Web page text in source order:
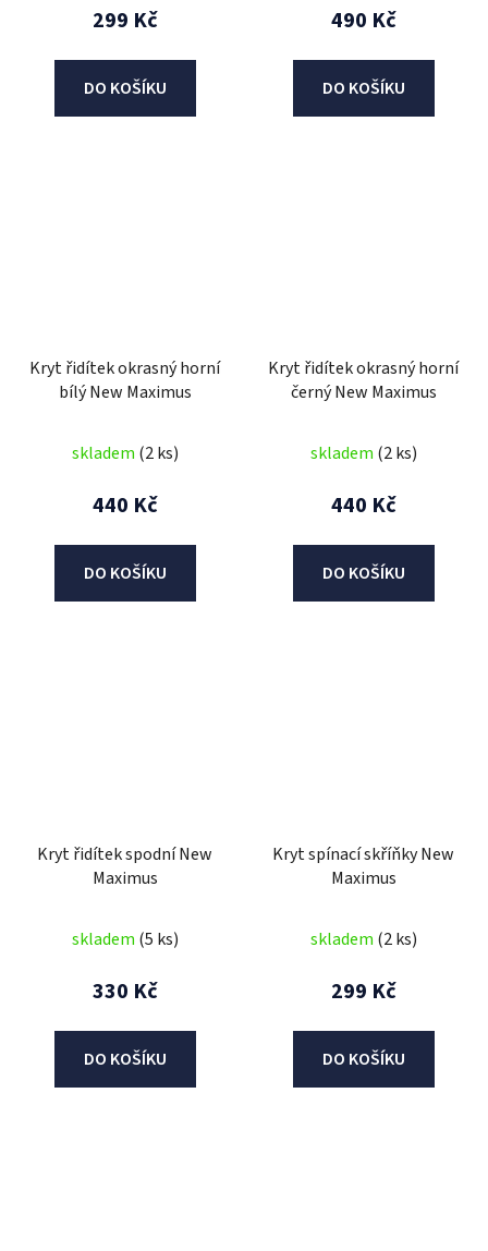
299 Kč
DO KOŠÍKU
490 Kč
DO KOŠÍKU
Kryt řidítek okrasný horní
bílý New Maximus
skladem (2 ks)
440 Kč
DO KOŠÍKU
Kryt řidítek okrasný horní
černý New Maximus
skladem (2 ks)
440 Kč
DO KOŠÍKU
Kryt řidítek spodní New
Maximus
skladem (5 ks)
330 Kč
DO KOŠÍKU
Kryt spínací skříňky New
Maximus
skladem (2 ks)
299 Kč
DO KOŠÍKU